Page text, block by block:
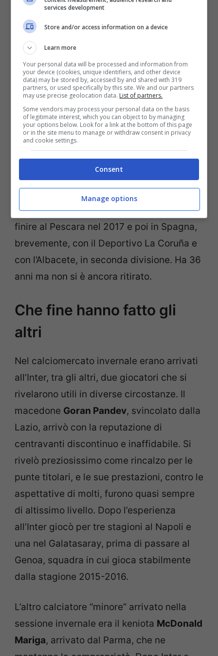
intrapreso con la squadra nerazzurra la
carriera di allenatore delle sezioni
giovanili.
Un altro calciatore meno in vista in
quell’Inter del Triplete fu il ghanese
Muntari, che a fine stagione fu uno dei più
utilizzati da Mourinho, con ben 42
presenze. Dopo una breve esperienza in
prestito al Sunderland, Muntari passò al
Milan, con cui giocò per tre stagioni e
mezzo. Nella stagione 2015-2016 giocò in
Arabia Saudita per l’Al-Ittihad, prima di
finire al Pescara nel 2017 e poi in Spagna,
brevemente, con il Deportivo La Coruña e
con l’Albacete, in seconda divisione. Ha 36
anni ma non si è ancora ritirato.
Che fine hanno fatto gli
altri
Nel calciomercato invernale erano arrivati
all’Inter, tra gli altri, due giocatori che si
rivelarono utili in diverse circostanze. Il
macedone Goran Pandev, svincolato dalla
Lazio, arrivò con la reputazione di
centravanti discontinuo e inaffidabile. Si
rivelò preziosissimo come rincalzo per le
punte titolari, e le sue prestazioni, contro le
aspettative di molti, furono quasi sempre
di altissimo livello. Dopo l’esperienza
all’Inter giocò per tre stagioni al Napoli e
una nel Galatasaray, prima di passare al
Genoa, squadra in cui gioca stabilmente
dalla stagione 2015-2016.
L’altro calciatore “minore” arrivato nella
sessione invernale era il keniota McDonald
Mariga, arrivato dal Parma, che ne
services development
Store and/or access information on a device
Learn more
Your personal data will be processed and information from
your device (cookies, unique identifiers, and other device
data) may be stored by, accessed by and shared with 319
partners, or used specifically by this site. We and our partners
may use precise geolocation data. List of partners.
Some vendors may process your personal data on the basis
of legitimate interest, which you can object to by managing
your options below. Look for a link at the bottom of this page
or in the site menu to manage or withdraw consent in privacy
and cookie settings.
Consent
Manage options